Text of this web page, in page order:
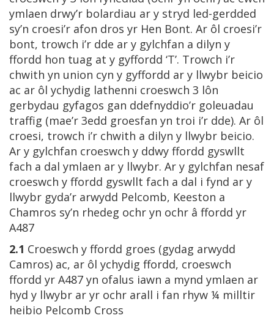
ymlaen drwy’r bolardiau ar y stryd led-gerdded
sy’n croesi’r afon dros yr Hen Bont. Ar ôl croesi’r
bont, trowch i’r dde ar y gylchfan a dilyn y
ffordd hon tuag at y gyffordd ‘T’. Trowch i’r
chwith yn union cyn y gyffordd ar y llwybr beicio
ac ar ôl ychydig lathenni croeswch 3 lôn
gerbydau gyfagos gan ddefnyddio’r goleuadau
traffig (mae’r 3edd groesfan yn troi i’r dde). Ar ôl
croesi, trowch i’r chwith a dilyn y llwybr beicio.
Ar y gylchfan croeswch y ddwy ffordd gyswllt
fach a dal ymlaen ar y llwybr. Ar y gylchfan nesaf
croeswch y ffordd gyswllt fach a dal i fynd ar y
llwybr gyda’r arwydd Pelcomb, Keeston a
Chamros sy’n rhedeg ochr yn ochr â ffordd yr
A487
2.1 Croeswch y ffordd groes (gydag arwydd
Camros) ac, ar ôl ychydig ffordd, croeswch
ffordd yr A487 yn ofalus iawn a mynd ymlaen ar
hyd y llwybr ar yr ochr arall i fan rhyw ¼ milltir
heibio Pelcomb Cross